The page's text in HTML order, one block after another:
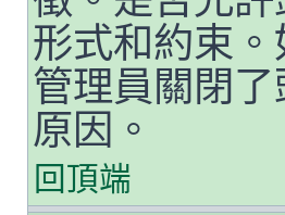
形式和約束
管理員關閉
原因。
回頂端